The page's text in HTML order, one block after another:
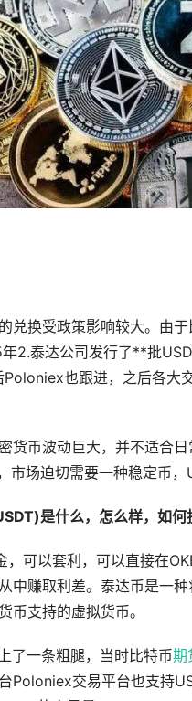
兑换受政策影响较大。由
2.泰达公司发行了**批
也跟进，之后各大
货币波动巨大，并不适合
市场迫切需要一种稳定币，
是什么，怎么样，如何
，可以套利，可以直接在
中赚取利差。泰达币是一
币支持的虚拟货币。
了一条粗腿，当时比特币期
Poloniex交易平台也支持